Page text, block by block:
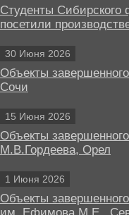
Студенты Сибирского
посетили
30 Июня 2026
Объекты
Сочи
15 Июня 2026
Объекты
М.В.Гордеева, Орел
1 Июня 2026
Объекты
им. Ефимова М.Е.,